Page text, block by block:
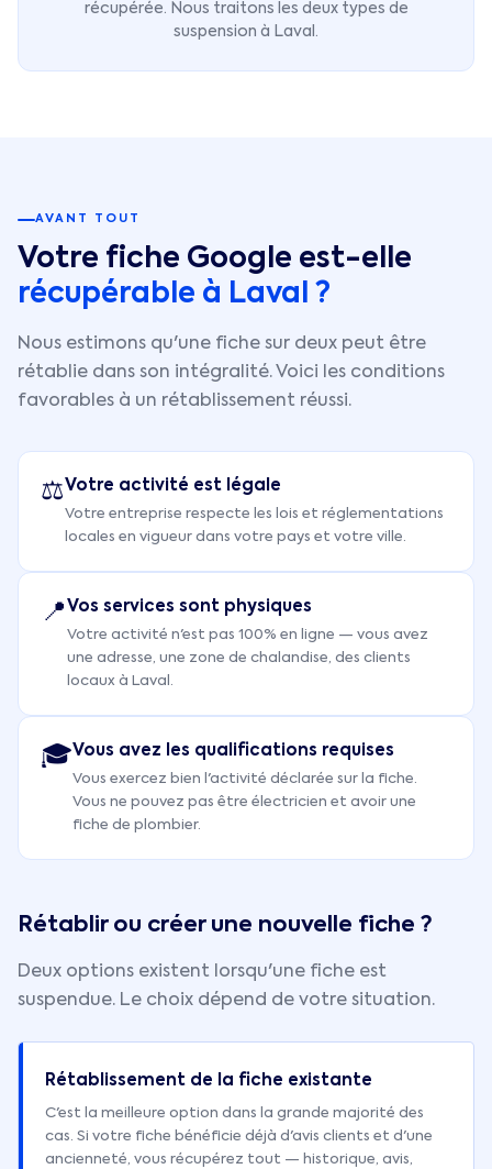
récupérée. Nous traitons les deux types de
suspension à Laval .
AVANT TOUT
Votre fiche Google est-elle
récupérable à Laval ?
Nous estimons qu'une fiche sur deux peut être
rétablie dans son intégralité. Voici les conditions
favorables à un rétablissement réussi.
⚖️ Votre activité est légale
Votre entreprise respecte les lois et réglementations
locales en vigueur dans votre pays et votre ville.
📍 Vos services sont physiques
Votre activité n'est pas 100% en ligne — vous avez
une adresse, une zone de chalandise, des clients
locaux à Laval.
🎓Vous avez les qualifications requises
Vous exercez bien l'activité déclarée sur la fiche.
Vous ne pouvez pas être électricien et avoir une
fiche de plombier.
Rétablir ou créer une nouvelle fiche ?
Deux options existent lorsqu'une fiche est
suspendue. Le choix dépend de votre situation.
Rétablissement de la fiche existante
C'est la meilleure option dans la grande majorité des
cas. Si votre fiche bénéficie déjà d'avis clients et d'une
ancienneté, vous récupérez tout — historique, avis,